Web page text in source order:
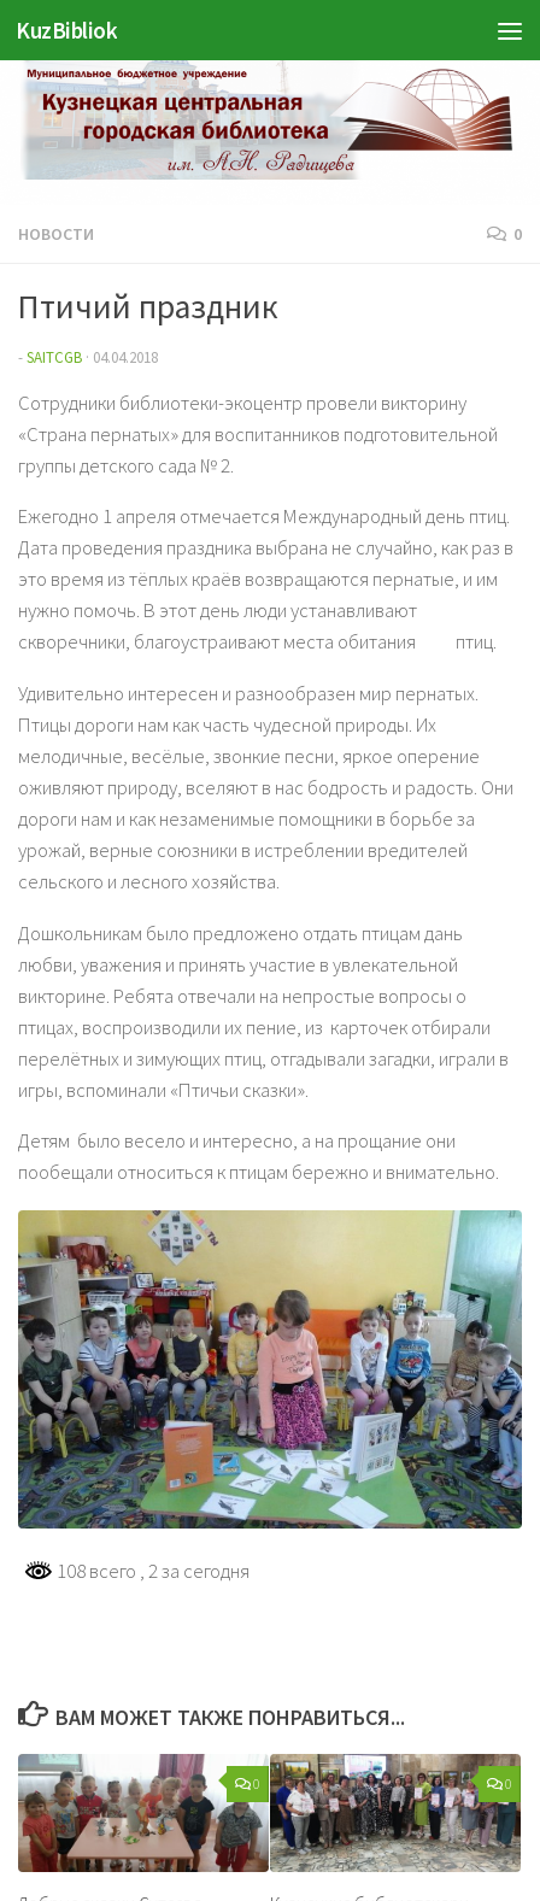
Перейти к содержимому
KuzBibliok
НОВОСТИ 0
Птичий праздник
-SAITCGB · 04.04.2018
Сотрудники библиотеки-экоцентр провели викторину
«Страна пернатых» для воспитанников подготовительной
группы детского сада № 2.
Ежегодно 1 апреля отмечается Международный день птиц.
Дата проведения праздника выбрана не случайно, как раз в
это время из тёплых краёв возвращаются пернатые, и им
нужно помочь. В этот день люди устанавливают
скворечники, благоустраивают места обитания птиц.
Удивительно интересен и разнообразен мир пернатых.
Птицы дороги нам как часть чудесной природы. Их
мелодичные, весёлые, звонкие песни, яркое оперение
оживляют природу, вселяют в нас бодрость и радость. Они
дороги нам и как незаменимые помощники в борьбе за
урожай, верные союзники в истреблении вредителей
сельского и лесного хозяйства.
Дошкольникам было предложено отдать птицам дань
любви, уважения и принять участие в увлекательной
викторине. Ребята отвечали на непростые вопросы о
птицах, воспроизводили их пение, из карточек отбирали
перелётных и зимующих птиц, отгадывали загадки, играли в
игры, вспоминали «Птичьи сказки».
Детям было весело и интересно, а на прощание они
пообещали относиться к птицам бережно и внимательно.
108 всего , 2 за сегодня
ВАМ МОЖЕТ ТАКЖЕ ПОНРАВИТЬСЯ...
0 0